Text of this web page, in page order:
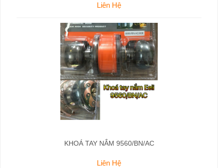
Liên Hệ
KHOÁ TAY NẮM 9560/BN/AC
Liên Hệ